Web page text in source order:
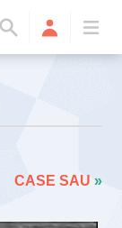
CASE SAU »